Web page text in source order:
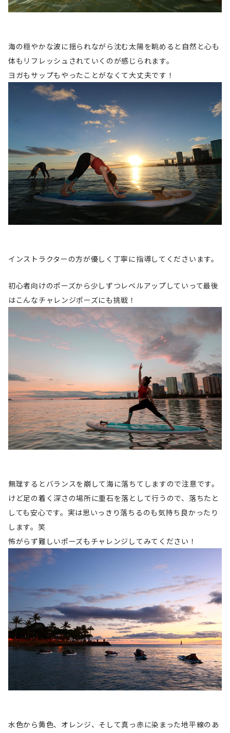
海の穏やかな波に揺られながら沈む太陽を眺めると自然と心も
体もリフレッシュされていくのが感じられます。
ヨガもサップもやったことがなくて大丈夫です！
インストラクターの方が優しく丁寧に指導してくださいます。
初心者向けのポーズから少しずつレベルアップしていって最後
はこんなチャレンジポーズにも挑戦！
無理するとバランスを崩して海に落ちてしますので注意です。
けど足の着く深さの場所に重石を落として行うので、落ちたと
しても安心です。実は思いっきり落ちるのも気持ち良かったり
します。笑
怖がらず難しいポーズもチャレンジしてみてください！
水色から黄色、オレンジ、そして真っ赤に染まった地平線のあ